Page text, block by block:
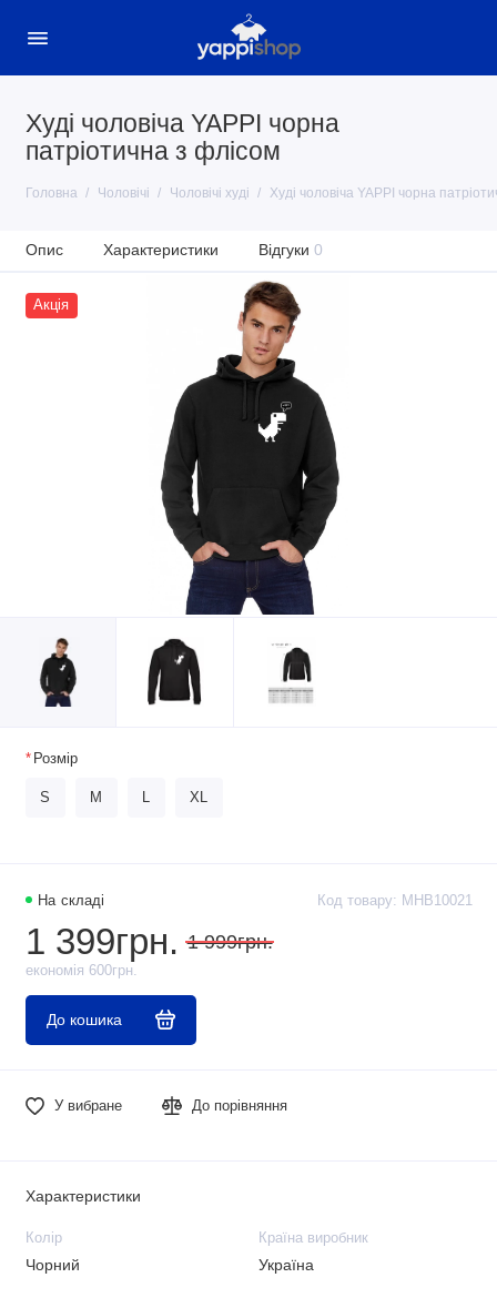
Худі чоловіча YAPPI чорна
патріотична з флісом
Головна Чоловічі Чоловічі худі Худі чоловіча YAPPI чорна
Опис Характеристики Відгуки 0
Акція
На складі Код товару: MHB10021
1 399грн. 1 999грн.
економія 600грн.
До кошика
У вибране До порівняння
Розмір
S M XL
Характеристики
Колір
Чорний
Країна виробник
Україна